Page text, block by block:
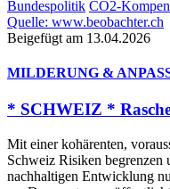
Bundespolitik CO2-
Quelle: www.beobachter.ch
Beigefügt am 13.04.2026
MILDERUNG &
* SCHWEIZ *
Mit einer kohärenten,
Schweiz Risiken begrenzen
nachhaltigen Entwicklung